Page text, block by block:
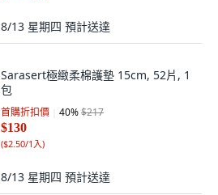
8/13 星期四 預計送達
Sarasert極緻柔棉護墊 15cm, 52片, 1
包
首購折扣價 40%$217
$130
($2.50/1入)
8/13 星期四 預計送達